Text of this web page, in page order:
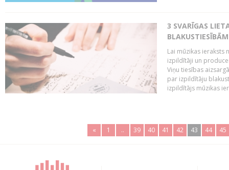
3 SVARĪGAS
BLAKUSTIESĪBĀM
Lai mūzikas ieraksts
izpildītāji un
Viņu tiesības
par izpildītāju
izpildītājs mūzikas
« 1 .. 39 40 41 42 43 44 45